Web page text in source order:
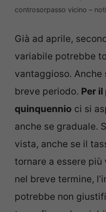
controsorpasso vicino –
Già ad aprile,
variabile potrebbe
vantaggioso. Anche
breve periodo. Per
quinquennio ci si
anche se graduale.
vista, anche se il
tornare a essere
nel breve termine,
potrebbe non